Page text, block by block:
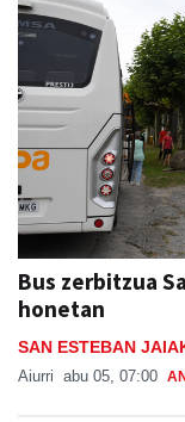
Bus zerbitzua
honetan
SAN ESTEBAN
Aiurri abu 05, 07:00